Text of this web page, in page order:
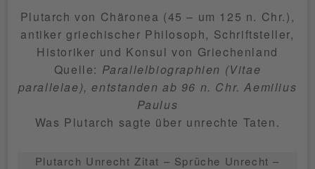
Plutarch von Chäronea (45 – um 125 n. Chr.),
antiker griechischer Philosoph, Schriftsteller,
Historiker und Konsul von Griechenland
Quelle: Parallelbiographien (Vitae
parallelae), entstanden ab 96 n. Chr. Aemilius
Paulus
Was Plutarch sagte über unrechte Taten.
Plutarch Unrecht Zitat – Sprüche Unrecht –